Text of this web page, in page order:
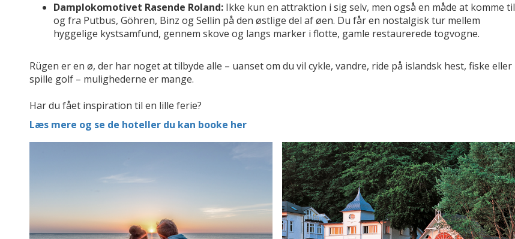
Damplokomotivet Rasende Roland:Ikke kun en attraktion i sig selv, men også en måde at komme til
og fra Putbus, Göhren, Binz og Sellin på den østlige del af øen. Du får en nostalgisk tur mellem
hyggelige kystsamfund, gennem skove og langs marker i flotte, gamle restaurerede togvogne.
Rügen er en ø, der har noget at tilbyde alle – uanset om du vil cykle, vandre, ride på islandsk hest, fiske eller
spille golf – mulighederne er mange.
Har du fået inspiration til en lille ferie?
Læs mere og se de hoteller du kan booke her